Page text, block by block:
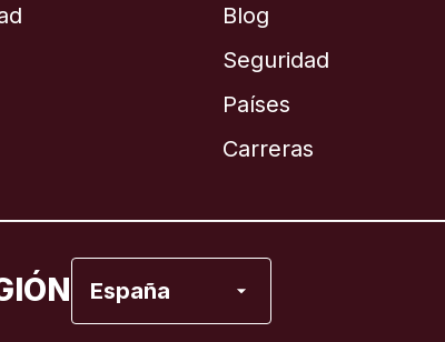
Blog
Seguridad
Países
Carreras
España